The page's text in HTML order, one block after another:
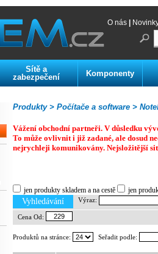
O nás
Sítě a
zabezpečení
Komponenty
Počítače a software >
Produkty >
Vážení obchodní partneři. V důsledku
To může ovlivnit i již zadané, ale dosud
nejrychleji komunikovány. Nejsložitější
jen produkty skladem a na cestě jen
Vyhledávání Výraz:
Cena Od:
Produktů na stránce: Seřadit podle: